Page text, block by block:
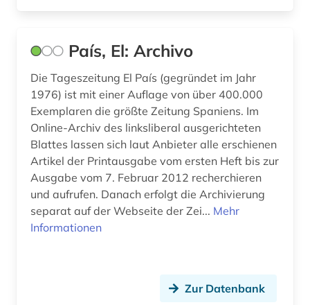
País, El: Archivo
Die Tageszeitung El País (gegründet im Jahr
1976) ist mit einer Auflage von über 400.000
Exemplaren die größte Zeitung Spaniens. Im
Online-Archiv des linksliberal ausgerichteten
Blattes lassen sich laut Anbieter alle erschienen
Artikel der Printausgabe vom ersten Heft bis zur
Ausgabe vom 7. Februar 2012 recherchieren
und aufrufen. Danach erfolgt die Archivierung
separat auf der Webseite der Zei... Mehr
Informationen
Zur Datenbank